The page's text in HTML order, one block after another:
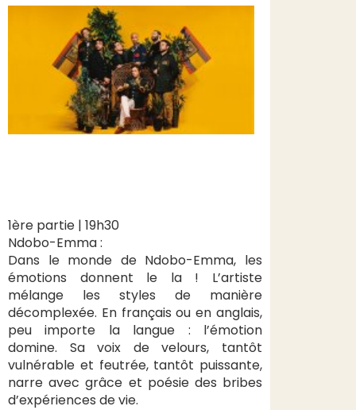
1ère partie | 19h30
Ndobo-Emma :
Dans le monde de Ndobo-Emma, les
émotions donnent le la ! L’artiste
mélange les styles de manière
décomplexée. En français ou en anglais,
peu importe la langue : l’émotion
domine. Sa voix de velours, tantôt
vulnérable et feutrée, tantôt puissante,
narre avec grâce et poésie des bribes
d’expériences de vie.